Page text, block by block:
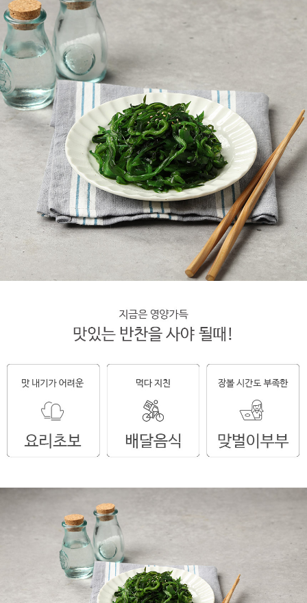
페이코 ID로
PAYCO 바로